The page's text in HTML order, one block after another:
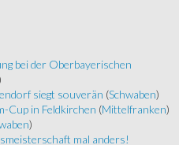
bei der Oberbayerischen
siegt souverän (Schwaben)
Cup in Feldkirchen (Mittelfranken)
)
mal anders!